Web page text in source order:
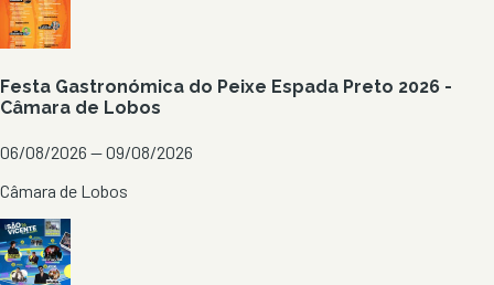
Festa Gastronómica do Peixe Espada Preto 2026 -
Câmara de Lobos
06/08/2026 — 09/08/2026
Câmara de Lobos